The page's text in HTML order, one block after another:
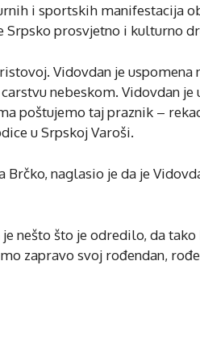
i sportskih manifestacija
prosvjetno i kulturno
Vidovdan je uspomena
nebeskom. Vidovdan
poštujemo taj praznik –
u Srpskoj Varoši.
naglasio je da je
nešto što je odredilo, da
zapravo svoj rođendan,